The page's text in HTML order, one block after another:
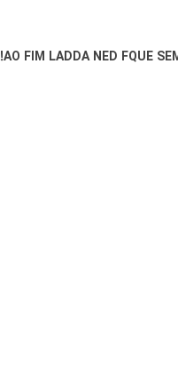
AO FIM LADDA NED FQUE